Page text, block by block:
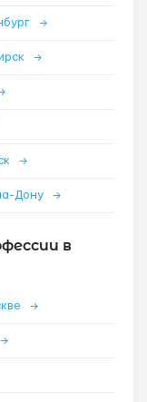
→
→
→
Дону →
в
→
→